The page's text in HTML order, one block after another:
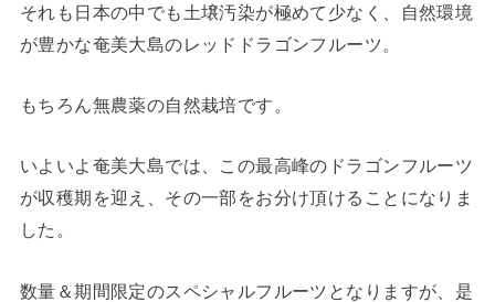
それも日本の中でも土壌汚染が極めて少なく、自然環境
が豊かな奄美大島のレッドドラゴンフルーツ。
もちろん無農薬の自然栽培です。
いよいよ奄美大島では、この最高峰のドラゴンフルーツ
が収穫期を迎え、その一部をお分け頂けることになりま
した。
数量＆期間限定のスペシャルフルーツとなりますが、是